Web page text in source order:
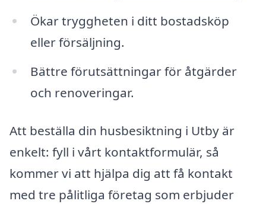
Ökar tryggheten i ditt bostadsköp
eller försäljning.
Bättre förutsättningar för åtgärder
och renoveringar.
Att beställa din husbesiktning i Utby är
enkelt: fyll i vårt kontaktformulär, så
kommer vi att hjälpa dig att få kontakt
med tre pålitliga företag som erbjuder